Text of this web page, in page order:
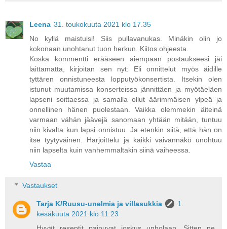
Leena 31. toukokuuta 2021 klo 17.35
No kyllä maistuisi! Siis pullavanukas. Minäkin olin jo
kokonaan unohtanut tuon herkun. Kiitos ohjeesta.
Koska kommentti erääseen aiempaan postaukseesi jäi
laittamatta, kirjoitan sen nyt: Eli onnittelut myös äidille
tyttären onnistuneesta lopputyökonsertista. Itsekin olen
istunut muutamissa konserteissa jännittäen ja myötäeläen
lapseni soittaessa ja samalla ollut äärimmäisen ylpeä ja
onnellinen hänen puolestaan. Vaikka olemmekin äiteinä
varmaan vähän jäävejä sanomaan yhtään mitään, tuntuu
niin kivalta kun lapsi onnistuu. Ja etenkin siitä, että hän on
itse tyytyväinen. Harjoittelu ja kaikki vaivannäkö unohtuu
niin lapselta kuin vanhemmaltakin siinä vaiheessa.
Vastaa
Vastaukset
Tarja K/Ruusu-unelmia ja villasukkia
1.
kesäkuuta 2021 klo 11.23